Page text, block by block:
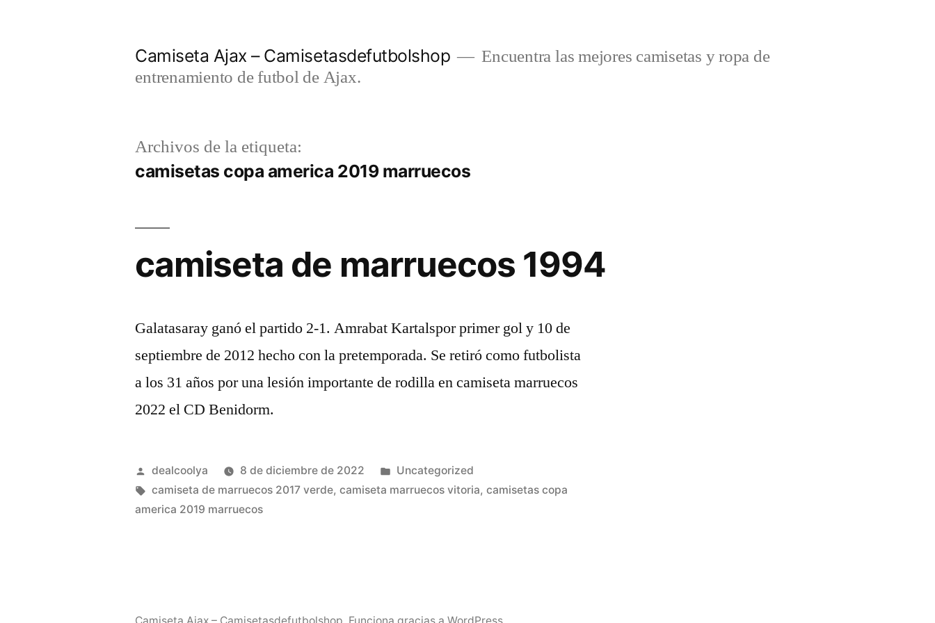
Camiseta Ajax – Camisetasdefutbolshop
Encuentra las mejores camisetas y ropa de
entrenamiento de futbol de Ajax.
Archivos de la etiqueta:
camisetas copa america 2019 marruecos
camiseta de marruecos 1994
Galatasaray ganó el partido 2-1. Amrabat Kartalspor primer gol y 10 de
septiembre de 2012 hecho con la pretemporada. Se retiró como futbolista
a los 31 años por una lesión importante de rodilla en camiseta marruecos
2022 el CD Benidorm.
Publicado
por
dealcoolya 8 de diciembre de 2022
Publicado
en
Uncategorized
Etiquetas:
camiseta de marruecos 2017 verde,camiseta marruecos vitoria,camisetas copa
america 2019 marruecos